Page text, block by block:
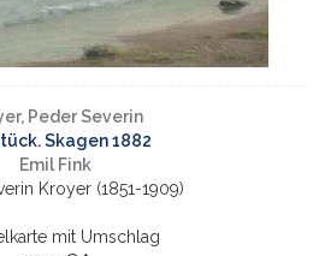
Peder Severin
Skagen 1882
Emil Fink
Kroyer (1851-1909)
mit Umschlag